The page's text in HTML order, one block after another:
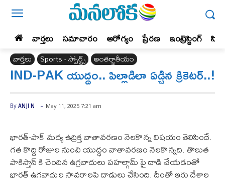
వార్తలు సమాచారం ఆరోగ్యం ప్రేర‌ణ‌ ఇంట్రెస్టింగ్‌
వార్తలు Sports - స్పోర్ట్స్‌ అంతర్జాతీయం
IND-PAK యుద్దం.. పిల్లాడిలా ఏడ్చిన క్రికెటర్..!
By ANJI N - May 11, 2025 7:21 am
భారత్-పాక్ మధ్య ఉద్రిక్త వాతావరణం నెలకొన్న విషయం తెలిసిందే.
గత కొద్ది రోజుల నుంచి యుద్ధం వాతావరణం నెలకొన్నది. తొలుత
పాకిస్తాన్ కి చెందిన ఉగ్రవాదులు పహల్గామ్ పై దాడి చేయడంతో
భారత్ ఉగ్రవాదుల స్థావరాలపై దాడులు చేసింది. దీంతో ఇరు దేశాల